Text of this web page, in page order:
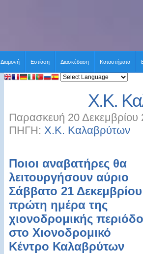
Διαμονή Εστίαση Διασκέδαση Καταστήματα
Χ.Κ.
Παρασκευή 20
ΠΗΓΗ: Χ.Κ. Καλαβρύτων
Ποιοι αναβατήρες θα
λειτουργήσουν αύριο
Σάββατο 21 Δεκεμβρίου
πρώτη ημέρα της
χιονοδρομικής
στο Χιονοδρομικό
Κέντρο Καλαβρύτων